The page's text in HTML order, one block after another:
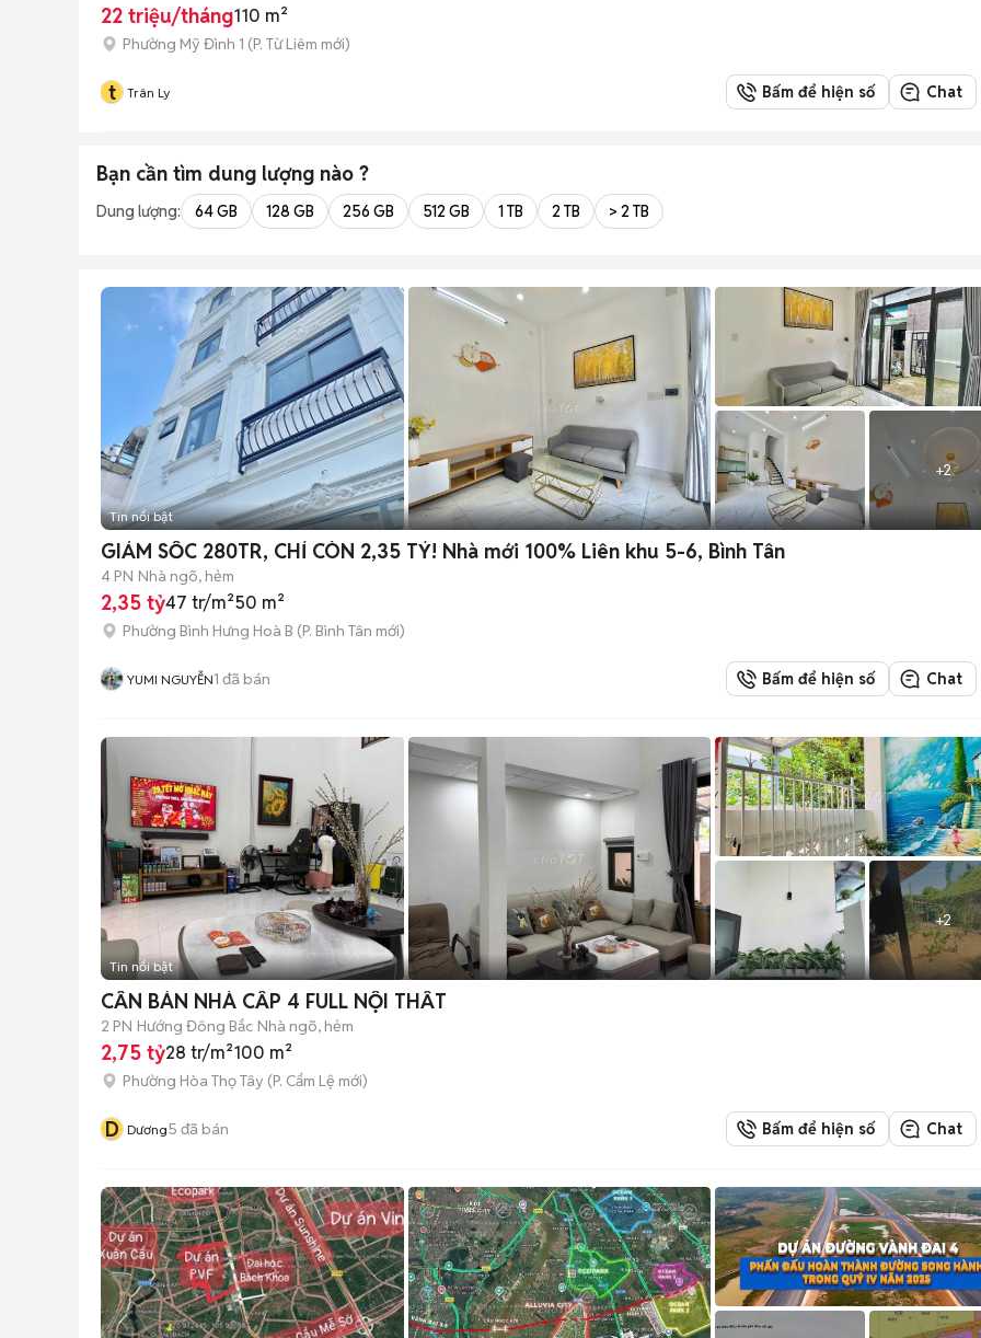
22 triệu/tháng110 m²
Phường Mỹ Đình 1 (P. Từ Liêm mới)
t Trân Ly Bấm để hiện số Chat
Bạn cần tìm dung lượng nào ?
Dung lượng: 64 GB 128 GB 256 GB 512 GB 1 TB 2 TB > 2 TB
+2
Tin nổi bật
GIẢM SỐC 280TR, CHỈ CÒN 2,35 TỶ! Nhà mới 100% Liên khu 5-6, Bình Tân
4 PN Nhà ngõ, hẻm
2,35 tỷ47 tr/m²50 m²
Phường Bình Hưng Hoà B (P. Bình Tân mới)
YUMI NGUYỄN1 đã bán Bấm để hiện số Chat
+2
Tin nổi bật
CẦN BÁN NHÀ CẤP 4 FULL NỘI THẤT
2 PN Hướng Đông Bắc Nhà ngõ, hẻm
2,75 tỷ28 tr/m²100 m²
Phường Hòa Thọ Tây (P. Cẩm Lệ mới)
D Dương5 đã bán Bấm để hiện số Chat